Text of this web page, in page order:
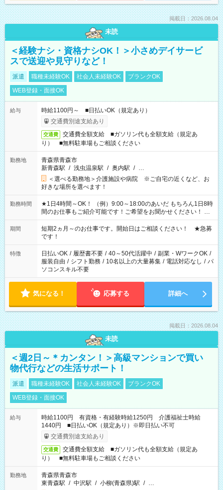
掲載日：2026.08.04
未読
＜経験ナシ・資格ナシOK！＞小さめデイサービ
スで送迎や見守りなど！
派遣 職種未経験OK 社会人未経験OK
ブランクOK
WEB登録・面接OK
給与
時給1100円～ ■日払いOK（規定あり）
交通費別途支給あり
交通費
交通費全額支給 ■ガソリン代も全額支給（規定あ
り） ■無料駐車場もご相談ください
勤務地
青森県青森市
新青森駅 / 浅虫温泉駅 / 奥内駅 / …
＜選べる勤務地＞介護施設や病院 ※ご自宅の近くなど、お
好きな場所を選べます！
勤務時間
★1日4時間～OK！ （例）9:00～18:00のあいだ もちろん1日8時
間のお仕事もご紹介可能です！ご希望をお聞かせください！ ★
家庭の都合でお休みが必要な場合も遠慮なくご相談ください。
※週最低15時間以上の勤務が必要です
期間
短期2ヵ月～のお仕事です。開始日はご相談ください！ ★急募
です！
特徴 日払いOK / 履歴書不要 / 40～50代活躍中 / 副業・WワークOK /
服装自由 / シフト勤務 / 10名以上の大量募集 / 電話対応なし / パ
ソコンスキル不要
気になる！ 応募する 詳細へ
掲載日：2026.08.04
未読
＜週2日～＊カンタン！＞高級マンションで買い
物代行などの生活サポート！
派遣 職種未経験OK 社会人未経験OK
ブランクOK
WEB登録・面接OK
給与
時給1100円 有資格・有経験時給1250円 介護福祉士時給
1440円 ■日払いOK（規定あり）※即日払い不可
交通費別途支給あり
交通費
交通費全額支給 ■ガソリン代も全額支給（規定あ
り） ■無料駐車場もご相談ください
勤務地
青森県青森市
東青森駅 / 中沢駅 / 小柳(青森県)駅 / …